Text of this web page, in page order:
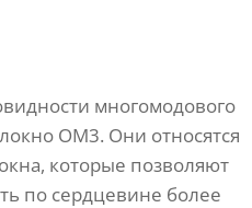
многомодового
OM3. Они относятся
которые позволяют
по сердцевине более